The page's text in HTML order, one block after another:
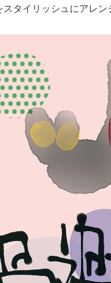
タイリッシュにアレン